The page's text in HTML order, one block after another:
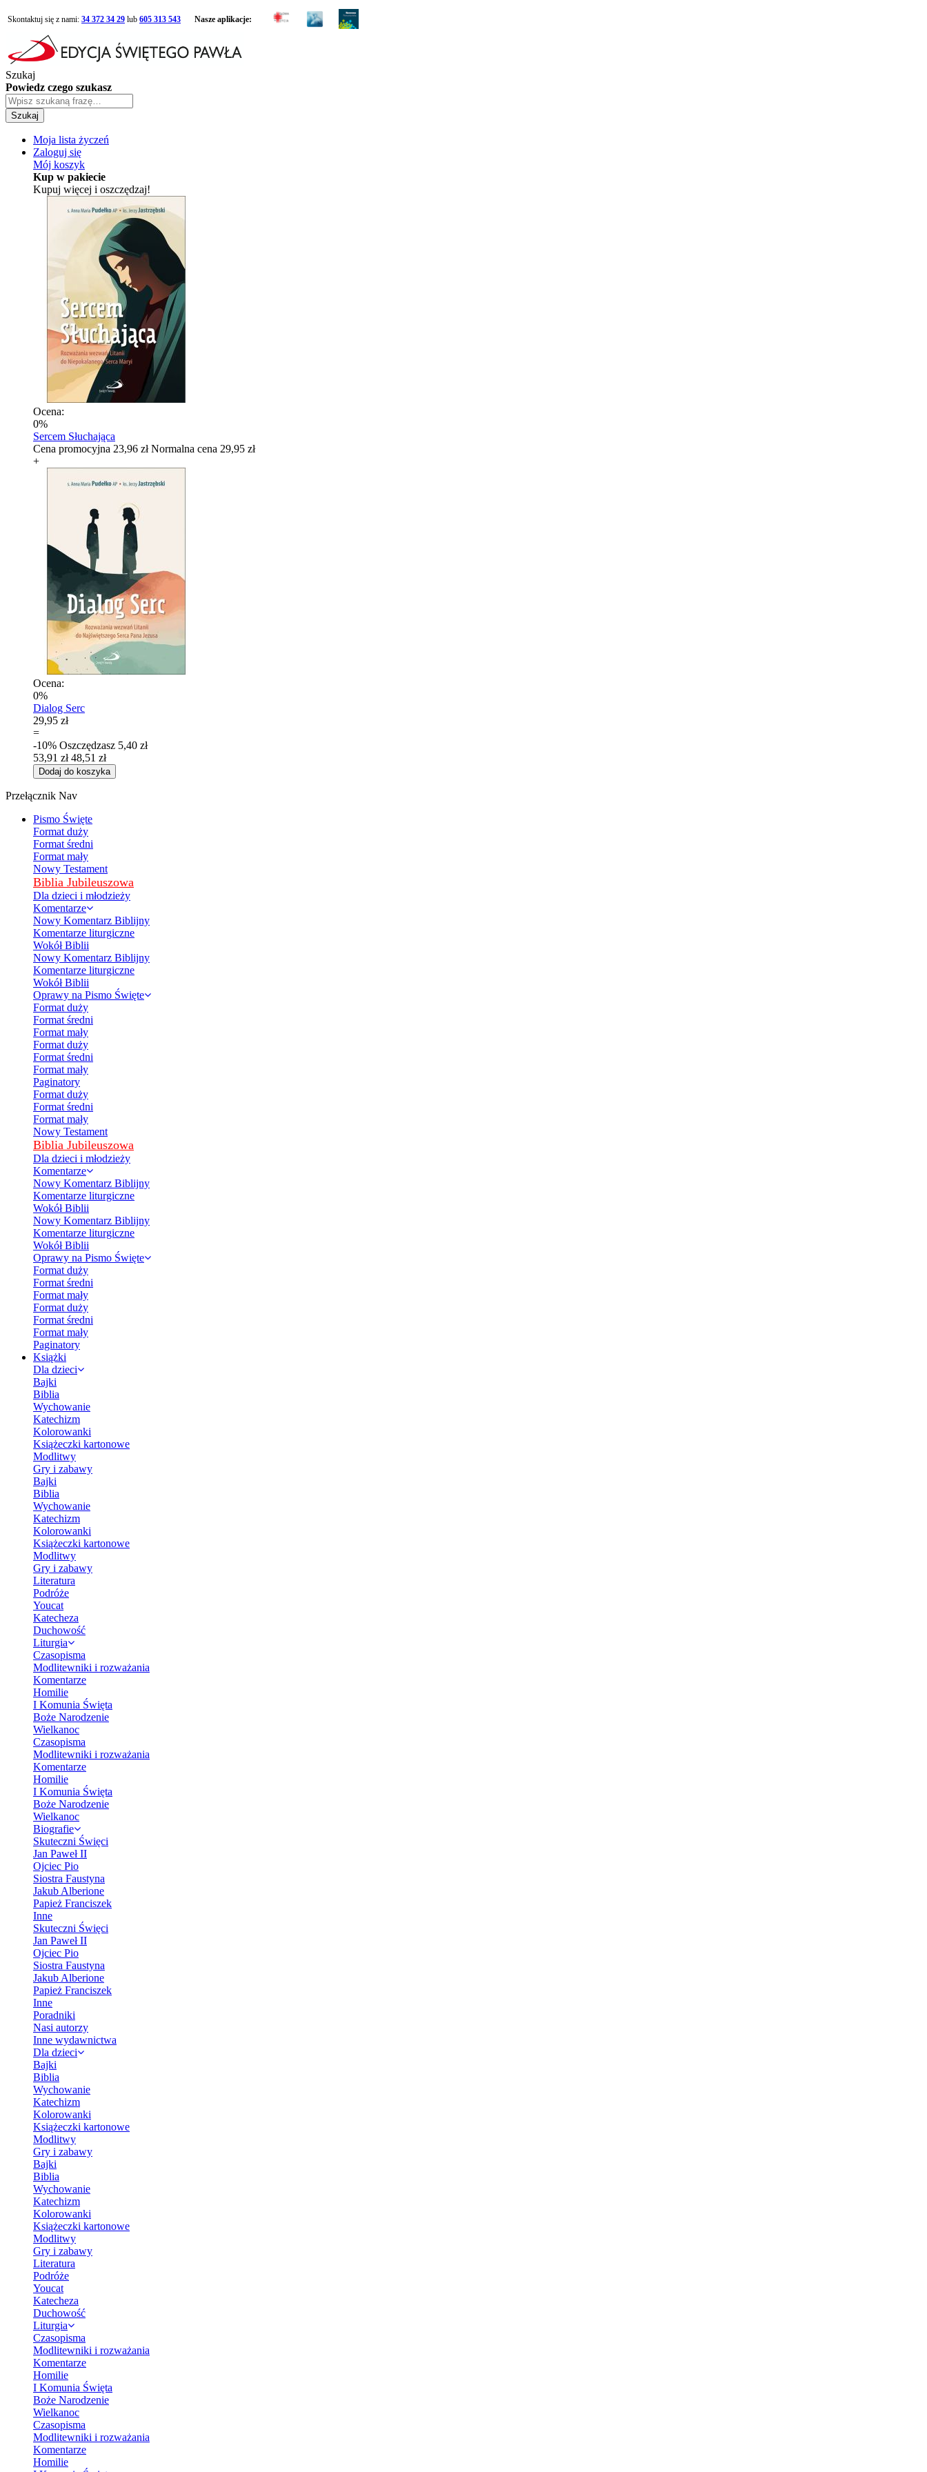
Skontaktuj się z nami: 34 372 34 29 lub 605 313 543 Nasze aplikacje:
Szukaj
Powiedz czego szukasz
Szukaj
Moja lista życzeń
Zaloguj się
Mój koszyk
Kup w pakiecie
Kupuj więcej i oszczędzaj!
Ocena:
0%
Sercem Słuchająca
Cena promocyjna 23,96 zł Normalna cena 29,95 zł
+
Ocena:
0%
Dialog Serc
29,95 zł
=
-10% Oszczędzasz 5,40 zł
53,91 zł 48,51 zł
Dodaj do koszyka
Przełącznik Nav
Pismo Święte
Format duży
Format średni
Format mały
Nowy Testament
Biblia Jubileuszowa
Dla dzieci i młodzieży
Komentarze
Nowy Komentarz Biblijny
Komentarze liturgiczne
Wokół Biblii
Nowy Komentarz Biblijny
Komentarze liturgiczne
Wokół Biblii
Oprawy na Pismo Święte
Format duży
Format średni
Format mały
Format duży
Format średni
Format mały
Paginatory
Format duży
Format średni
Format mały
Nowy Testament
Biblia Jubileuszowa
Dla dzieci i młodzieży
Komentarze
Nowy Komentarz Biblijny
Komentarze liturgiczne
Wokół Biblii
Nowy Komentarz Biblijny
Komentarze liturgiczne
Wokół Biblii
Oprawy na Pismo Święte
Format duży
Format średni
Format mały
Format duży
Format średni
Format mały
Paginatory
Książki
Dla dzieci
Bajki
Biblia
Wychowanie
Katechizm
Kolorowanki
Książeczki kartonowe
Modlitwy
Gry i zabawy
Bajki
Biblia
Wychowanie
Katechizm
Kolorowanki
Książeczki kartonowe
Modlitwy
Gry i zabawy
Literatura
Podróże
Youcat
Katecheza
Duchowość
Liturgia
Czasopisma
Modlitewniki i rozważania
Komentarze
Homilie
I Komunia Święta
Boże Narodzenie
Wielkanoc
Czasopisma
Modlitewniki i rozważania
Komentarze
Homilie
I Komunia Święta
Boże Narodzenie
Wielkanoc
Biografie
Skuteczni Święci
Jan Paweł II
Ojciec Pio
Siostra Faustyna
Jakub Alberione
Papież Franciszek
Inne
Skuteczni Święci
Jan Paweł II
Ojciec Pio
Siostra Faustyna
Jakub Alberione
Papież Franciszek
Inne
Poradniki
Nasi autorzy
Inne wydawnictwa
Dla dzieci
Bajki
Biblia
Wychowanie
Katechizm
Kolorowanki
Książeczki kartonowe
Modlitwy
Gry i zabawy
Bajki
Biblia
Wychowanie
Katechizm
Kolorowanki
Książeczki kartonowe
Modlitwy
Gry i zabawy
Literatura
Podróże
Youcat
Katecheza
Duchowość
Liturgia
Czasopisma
Modlitewniki i rozważania
Komentarze
Homilie
I Komunia Święta
Boże Narodzenie
Wielkanoc
Czasopisma
Modlitewniki i rozważania
Komentarze
Homilie